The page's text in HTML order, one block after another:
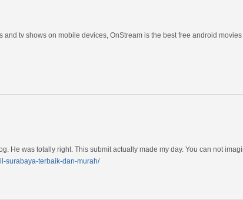
tv shows on mobile devices, OnStream is the best free android movies
He was totally right. This submit actually made my day. You can not
surabaya-terbaik-dan-murah/